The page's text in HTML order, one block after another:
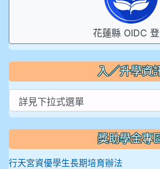
花蓮縣 OIDC
入／升學資
獎助學金專
行天宮資優學生長期培育辦法